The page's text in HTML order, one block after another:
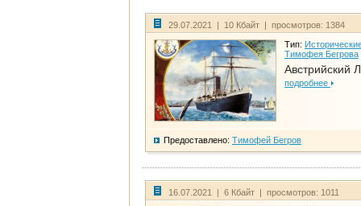
29.07.2021 | 10 Кбайт | просмотров: 1384
Тип:
Тимофея Бегрова
Австрийский
подробнее
Предоставлено: Тимофей Бегров
16.07.2021 | 6 Кбайт | просмотров: 1011